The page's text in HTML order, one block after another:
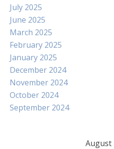
July 2025
June 2025
March 2025
February 2025
January 2025
December 2024
November 2024
October 2024
September 2024
August